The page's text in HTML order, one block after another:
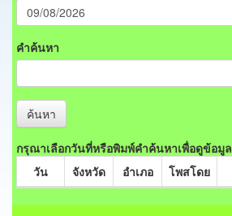
คำค้นหา
ค้นหา
กรุณาเลือกวันที่หรือพิมพ์คำค้นหาเพื่อดูข้อมูล
วัน
จังหวัด อำเภอ โพสโดย